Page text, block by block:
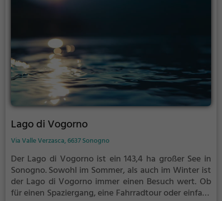
Lago di Vogorno
Via Valle Verzasca, 6637 Sonogno
Der Lago di Vogorno ist ein 143,4 ha großer See in
Sonogno.Sowohl im Sommer, als auch im Winter ist
der Lago di Vogorno immer einen Besuch wert. Ob
für einen Spaziergang, eine Fahrradtour oder einfach